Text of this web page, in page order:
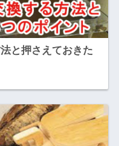
と押さえておきた